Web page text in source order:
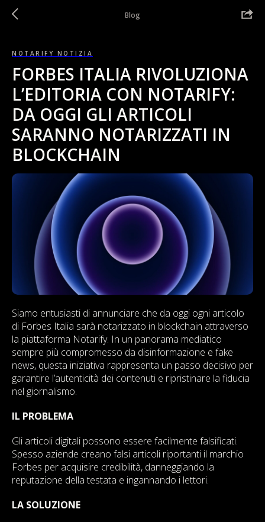
Blog
NOTARIFY NOTIZIA
FORBES ITALIA RIVOLUZIONA
L’EDITORIA CON NOTARIFY:
DA OGGI GLI ARTICOLI
SARANNO NOTARIZZATI IN
BLOCKCHAIN
Siamo entusiasti di annunciare che da oggi ogni articolo
di Forbes Italia sarà notarizzato in blockchain attraverso
la piattaforma Notarify. In un panorama mediatico
sempre più compromesso da disinformazione e fake
news, questa iniziativa rappresenta un passo decisivo per
garantire l’autenticità dei contenuti e ripristinare la fiducia
nel giornalismo.
IL PROBLEMA
Gli articoli digitali possono essere facilmente falsificati.
Spesso aziende creano falsi articoli riportanti il marchio
Forbes per acquisire credibilità, danneggiando la
reputazione della testata e ingannando i lettori.
LA SOLUZIONE